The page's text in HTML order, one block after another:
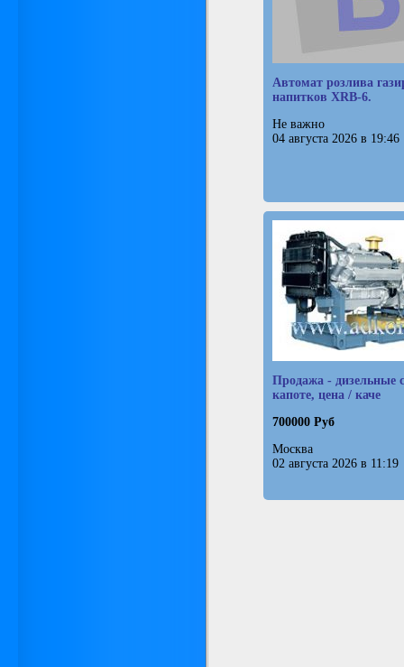
Автомат розлива
напитков XRB-6.
Не важно
04 августа 2026 в 19:46
Продажа - дизельные
капоте, цена / каче
700000 Руб
Москва
02 августа 2026 в 11:19